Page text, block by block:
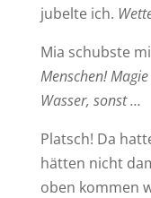
jubelte ich.
Mia schubste
Menschen!
Wasser, sonst …
Platsch! Da
hätten nicht
oben kommen